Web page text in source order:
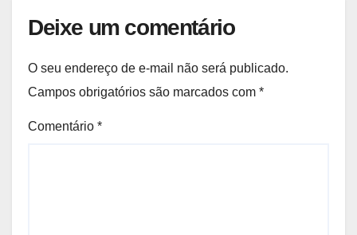
Deixe um comentário
O seu endereço de e-mail não será publicado.
Campos obrigatórios são marcados com *
Comentário *